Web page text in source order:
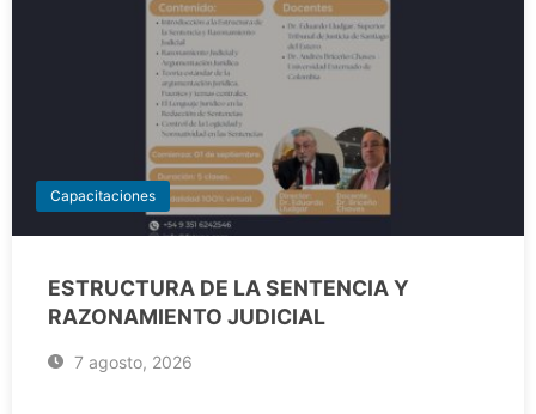
Capacitaciones
ESTRUCTURA DE LA SENTENCIA Y
RAZONAMIENTO JUDICIAL
7 agosto, 2026